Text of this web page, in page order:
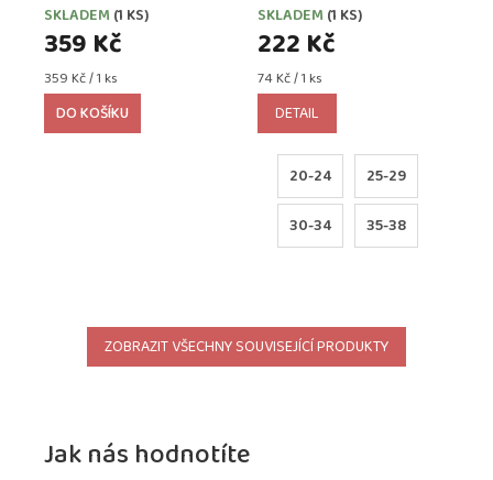
SKLADEM (1 KS)
359 Kč
Měrná
cena:
359 Kč / 1 ks
DO KOŠÍKU
SKLADEM (1 KS)
222 Kč
Měrná
cena:
74 Kč / 1 ks
DETAIL
20-24 25-29
30-34 35-38
ZOBRAZIT VŠECHNY SOUVISEJÍCÍ PRODUKTY
Jak nás hodnotíte